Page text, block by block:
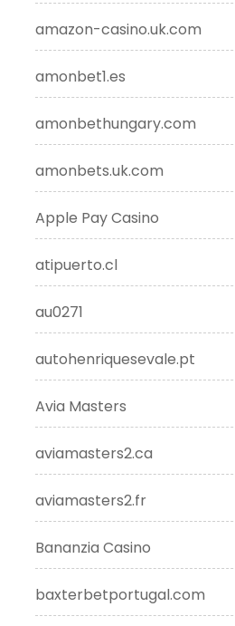
amazon-casino.uk.com
amonbet1.es
amonbethungary.com
amonbets.uk.com
Apple Pay Casino
atipuerto.cl
au0271
autohenriquesevale.pt
Avia Masters
aviamasters2.ca
aviamasters2.fr
Bananzia Casino
baxterbetportugal.com